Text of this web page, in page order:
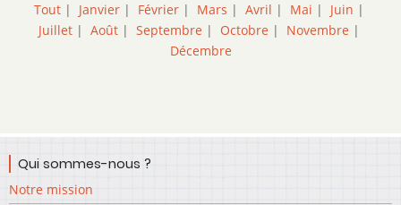
Tout| Janvier| Février| Mars | Avril | Mai | Juin |
Juillet| Août| Septembre | Octobre | Novembre |
Décembre
Qui sommes-nous ?
Notre mission